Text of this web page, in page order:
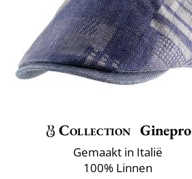
Collection Ginepro
Gemaakt in Italië
100% Linnen